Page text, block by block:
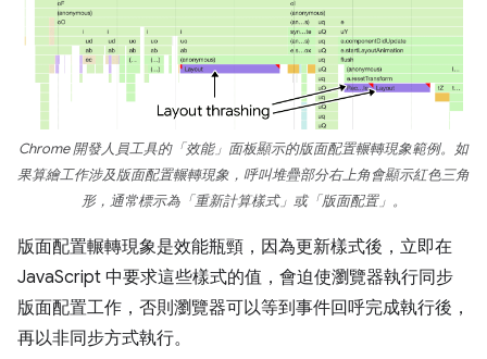
Chrome 開發人員工具的「效能」面板顯示的版面配置輾轉現象範例。如
果算繪工作涉及版面配置輾轉現象，呼叫堆疊部分右上角會顯示紅色三角
形，通常標示為「重新計算樣式」 或「版面配置」 。
版面配置輾轉現象是效能瓶頸，因為更新樣式後，立即在
JavaScript 中要求這些樣式的值，會迫使瀏覽器執行同步
版面配置工作，否則瀏覽器可以等到事件回呼完成執行後，
再以非同步方式執行。